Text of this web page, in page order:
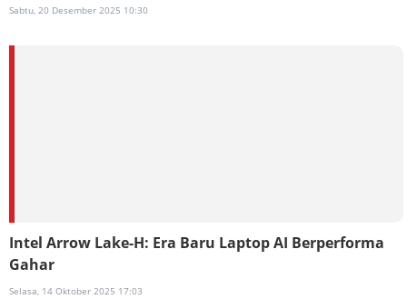
Sabtu, 20 Desember 2025 10:30
Intel Arrow Lake-H: Era Baru Laptop AI Berperforma
Gahar
Selasa, 14 Oktober 2025 17:03